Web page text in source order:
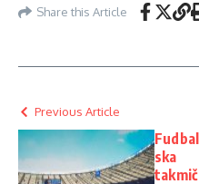
Share this Article
Previous Article
Fudbal
ska
takmič